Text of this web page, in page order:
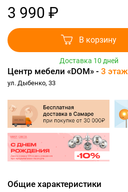
3 990 ₽
В корзину
Доставка 10 дней
Центр мебели «DOM» - 3 этаж
ул. Дыбенко, 33
Общие характеристики